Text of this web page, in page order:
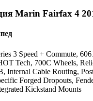
Marin Fairfax 4
3 Speed + Commute,
Tech, 700C Wheels,
Internal Cable Routing,
Forged Dropouts,
Kickstand Mounts